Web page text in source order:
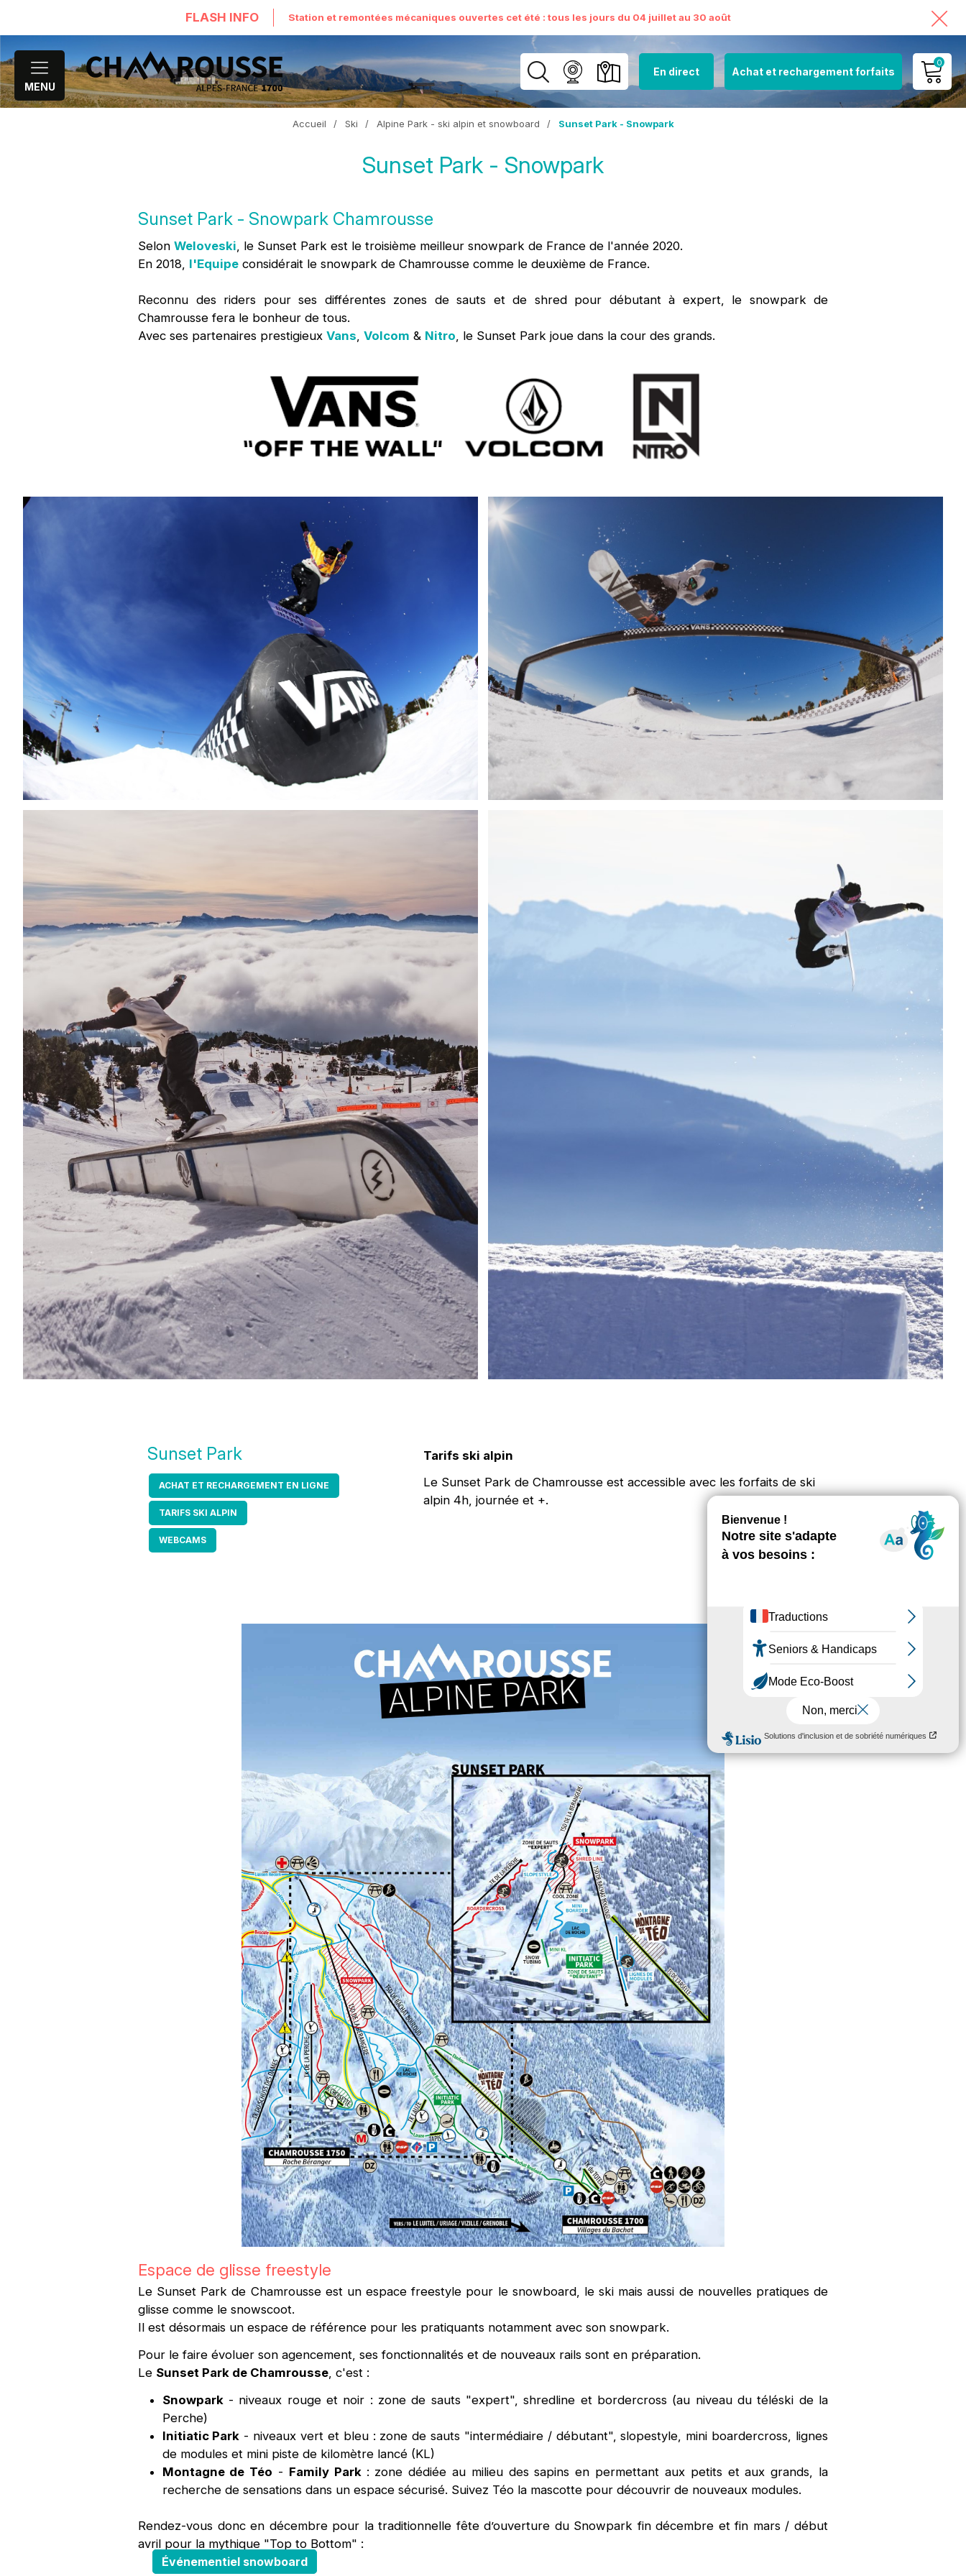
FLASH INFO Station et remontées mécaniques ouvertes cet été : tous les jours du 04 juillet au 30 août
MENU
En direct Achat et rechargement forfaits
0
MON COMPTE
Accueil / Ski / Alpine Park - ski alpin et snowboard / Sunset Park - Snowpark
Sunset Park - Snowpark
Sunset Park - Snowpark Chamrousse
Selon Weloveski, le Sunset Park est le troisième meilleur snowpark de France de l'année 2020.
En 2018, l'Equipe considérait le snowpark de Chamrousse comme le deuxième de France.
Reconnu des riders pour ses différentes zones de sauts et de shred pour débutant à expert, le snowpark de
Chamrousse fera le bonheur de tous.
Avec ses partenaires prestigieux Vans, Volcom & Nitro, le Sunset Park joue dans la cour des grands.
Sunset Park
ACHAT ET RECHARGEMENT EN LIGNE
TARIFS SKI ALPIN
WEBCAMS
Tarifs ski alpin
Le Sunset Park de Chamrousse est accessible avec les forfaits de ski
alpin 4h, journée et +.
Espace de glisse freestyle
Le Sunset Park de Chamrousse est un espace freestyle pour le snowboard, le ski mais aussi de nouvelles pratiques de
glisse comme le snowscoot.
Il est désormais un espace de référence pour les pratiquants notamment avec son snowpark.
Pour le faire évoluer son agencement, ses fonctionnalités et de nouveaux rails sont en préparation.
Le Sunset Park de Chamrousse , c'est :
Snowpark- niveaux rouge et noir : zone de sauts "expert", shredline et bordercross (au niveau du téléski de la
Perche)
Initiatic Park - niveaux vert et bleu : zone de sauts "intermédiaire / débutant", slopestyle, mini boardercross, lignes
de modules et mini piste de kilomètre lancé (KL)
Montagne de Téo - Family Park : zone dédiée au milieu des sapins en permettant aux petits et aux grands, la
recherche de sensations dans un espace sécurisé. Suivez Téo la mascotte pour découvrir de nouveaux modules.
Rendez-vous donc en décembre pour la traditionnelle fête d’ouverture du Snowpark fin décembre et fin mars / début
avril pour la mythique "Top to Bottom" :
Événementiel snowboard